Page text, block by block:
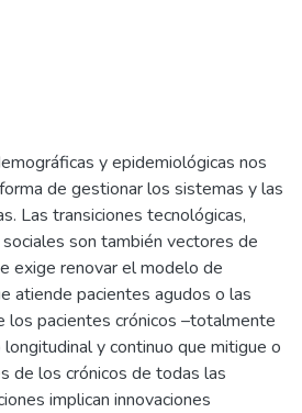
y epidemiológicas nos
de gestionar los sistemas y las
Las transiciones tecnológicas,
son también vectores de
exige renovar el modelo de
atiende pacientes agudos o las
los pacientes crónicos –totalmente
y continuo que mitigue o
de los crónicos de todas las
implican innovaciones